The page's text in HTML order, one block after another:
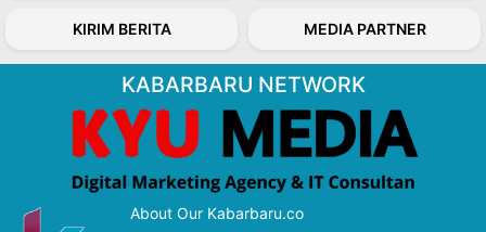
KIRIM BERITA MEDIA PARTNER
KABARBARU NETWORK
About Our Kabarbaru.co